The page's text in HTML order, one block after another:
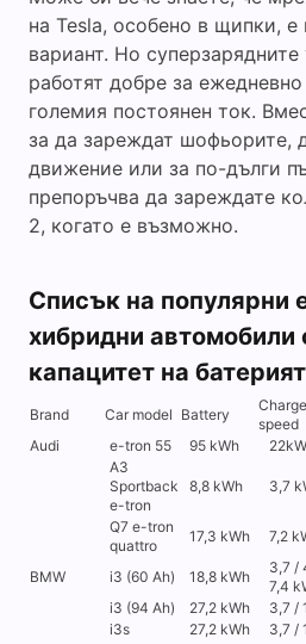
на Tesla, особено в щипки, е
вариант. Но
работят добре за
големия постоянен ток.
за да зареждат шофьорите,
движение или за по-дълги
препоръчва да зареждате
2, когато е възможно.
Списък на популярни
хибридни автомобили
капацитет на
Brand Car model Battery
Charge
speed
Audi
e-tron 55 95 kWh 22kW
A3
Sportback
e-tron
8,8 kWh 3,7
Q7 e-tron
quattro
17,3 kWh 7,2
BMW i3 (60 Ah) 18,8 kWh
3,7 /
7,4
i3 (94 Ah)
27,2 kWh 3,7 /
i3s
27,2 kWh 3,7 /